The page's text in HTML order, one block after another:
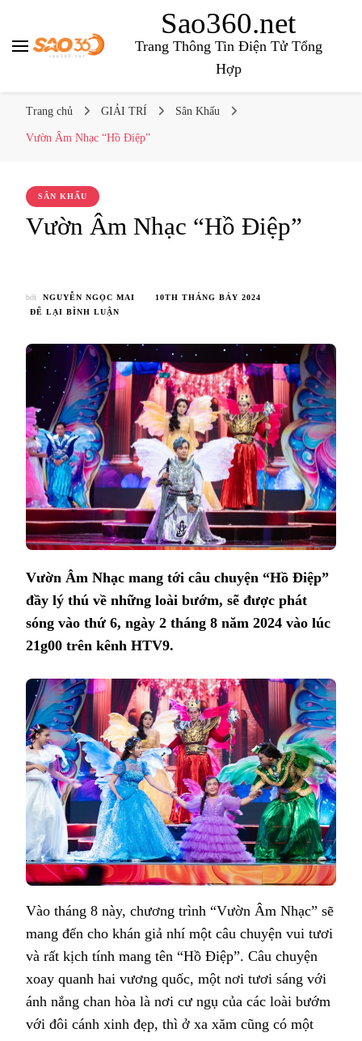
Sao360.net
Trang Thông Tin Điện Tử Tổng
Hợp
Trang chủ GIẢI TRÍ Sân Khấu
Vườn Âm Nhạc “Hồ Điệp”
SÂN KHẤU
Vườn Âm Nhạc “Hồ Điệp”
bởi NGUYỄN NGỌC MAI
10TH THÁNG BẢY 2024
ĐỂ LẠI BÌNH LUẬN
“HỒ
ĐIỆP”
Vườn Âm Nhạc mang tới câu chuyện “Hồ Điệp”
đầy lý thú về những loài bướm, sẽ được phát
sóng vào thứ 6, ngày 2 tháng 8 năm 2024 vào lúc
21g00 trên kênh HTV9.
Vào tháng 8 này, chương trình “Vườn Âm Nhạc” sẽ
mang đến cho khán giả nhí một câu chuyện vui tươi
và rất kịch tính mang tên “Hồ Điệp”. Câu chuyện
xoay quanh hai vương quốc, một nơi tươi sáng với
ánh nắng chan hòa là nơi cư ngụ của các loài bướm
với đôi cánh xinh đẹp, thì ở xa xăm cũng có một